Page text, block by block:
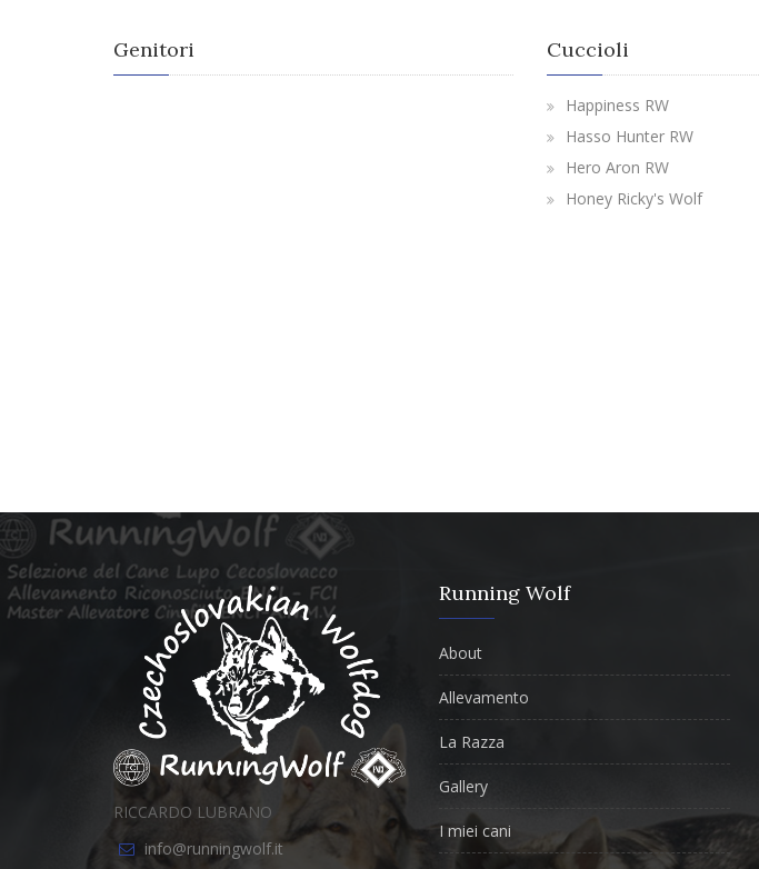
Genitori Cuccioli
Happiness RW
Hasso Hunter RW
Hero Aron RW
Honey Ricky's Wolf
RICCARDO LUBRANO
info@runningwolf.it
Running Wolf
About
Allevamento
La Razza
Gallery
I miei cani